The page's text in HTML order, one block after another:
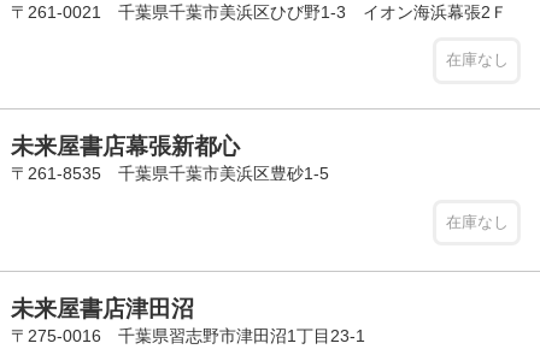
〒261-0021 千葉県千葉市美浜区ひび野1-3 イオン海浜幕張2Ｆ
在庫なし
未来屋書店幕張新都心
〒261-8535 千葉県千葉市美浜区豊砂1-5
在庫なし
未来屋書店津田沼
〒275-0016 千葉県習志野市津田沼1丁目23-1